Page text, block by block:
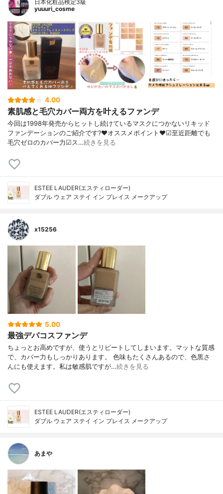
日本化粧品検定3級
yuuuri_cosme
4.00
素肌感と毛穴カバー両方を叶えるファンデ
今回は1998年発売からヒットし続けているマスクにつかないリキッド
ファンデーションのご紹介です?❤︎オススメポイント❤︎☑︎至近距離でも
毛穴ゼロのカバー力☑︎ス…続きを見る
ESTEE LAUDER(エスティローダー)
ダブル ウェア ステイ イン プレイス メークアップ
x15256
5.00
最強デパコスファンデ
ちょっとお高めですが、使うとリピートしてしまいます。マットな質感
で、カバー力もしっかりあります。 色味もたくさんあるので、色黒さ
んにも使えます。私は敏感肌ですが…続きを見る
ESTEE LAUDER(エスティローダー)
ダブル ウェア ステイ イン プレイス メークアップ
あまや